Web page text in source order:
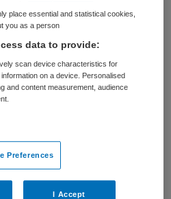
Cluster
is niet meer actueel.
vacatures die voor
place essential and statistical cookies,
you as a person
data to provide:
scan device characteristics for
on a device. Personalised
and content measurement, audience
Preferences
I Accept